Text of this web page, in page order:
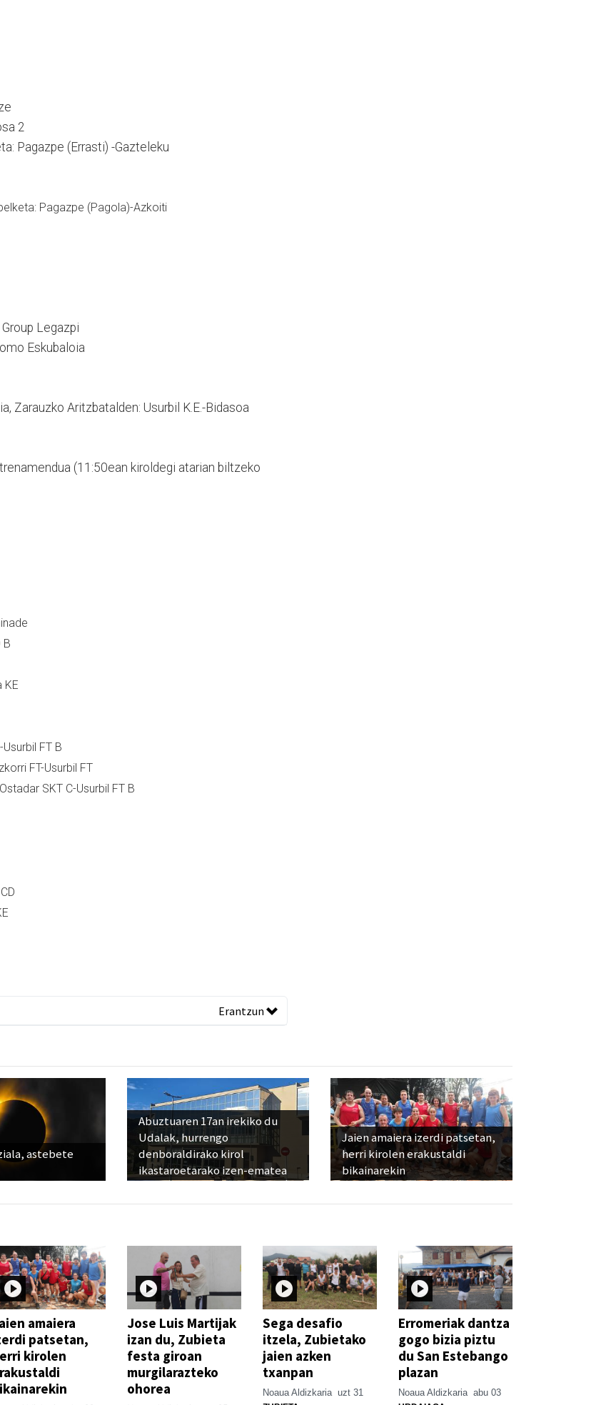
2
Pagazpe (Errasti) -Gazteleku
Pagazpe (Pagola)-Azkoiti
Legazpi
Eskubaloia
Zarauzko Aritzbatalden: Usurbil K.E.-Bidasoa
(11:50ean kiroldegi atarian biltzeko
B
KE
FT B
FT-Usurbil FT
SKT C-Usurbil FT B
Erantzun
astebete
Abuztuaren 17an irekiko du
Udalak, hurrengo
denboraldirako kirol
ikastaroetarako izen-ematea
Jaien amaiera izerdi patsetan,
herri kirolen erakustaldi
bikainarekin
amaiera
patsetan,
kirolen
Jose Luis Martijak
izan du, Zubieta
festa giroan
murgilarazteko
ohorea
Sega desafio
itzela, Zubietako
jaien azken
txanpan
Noaua Aldizkaria uzt 31
Erromeriak dantza
gogo bizia piztu
du San Estebango
plazan
Noaua Aldizkaria abu 03